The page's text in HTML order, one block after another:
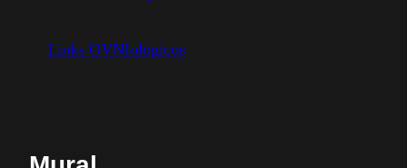
Links OVNIológicos